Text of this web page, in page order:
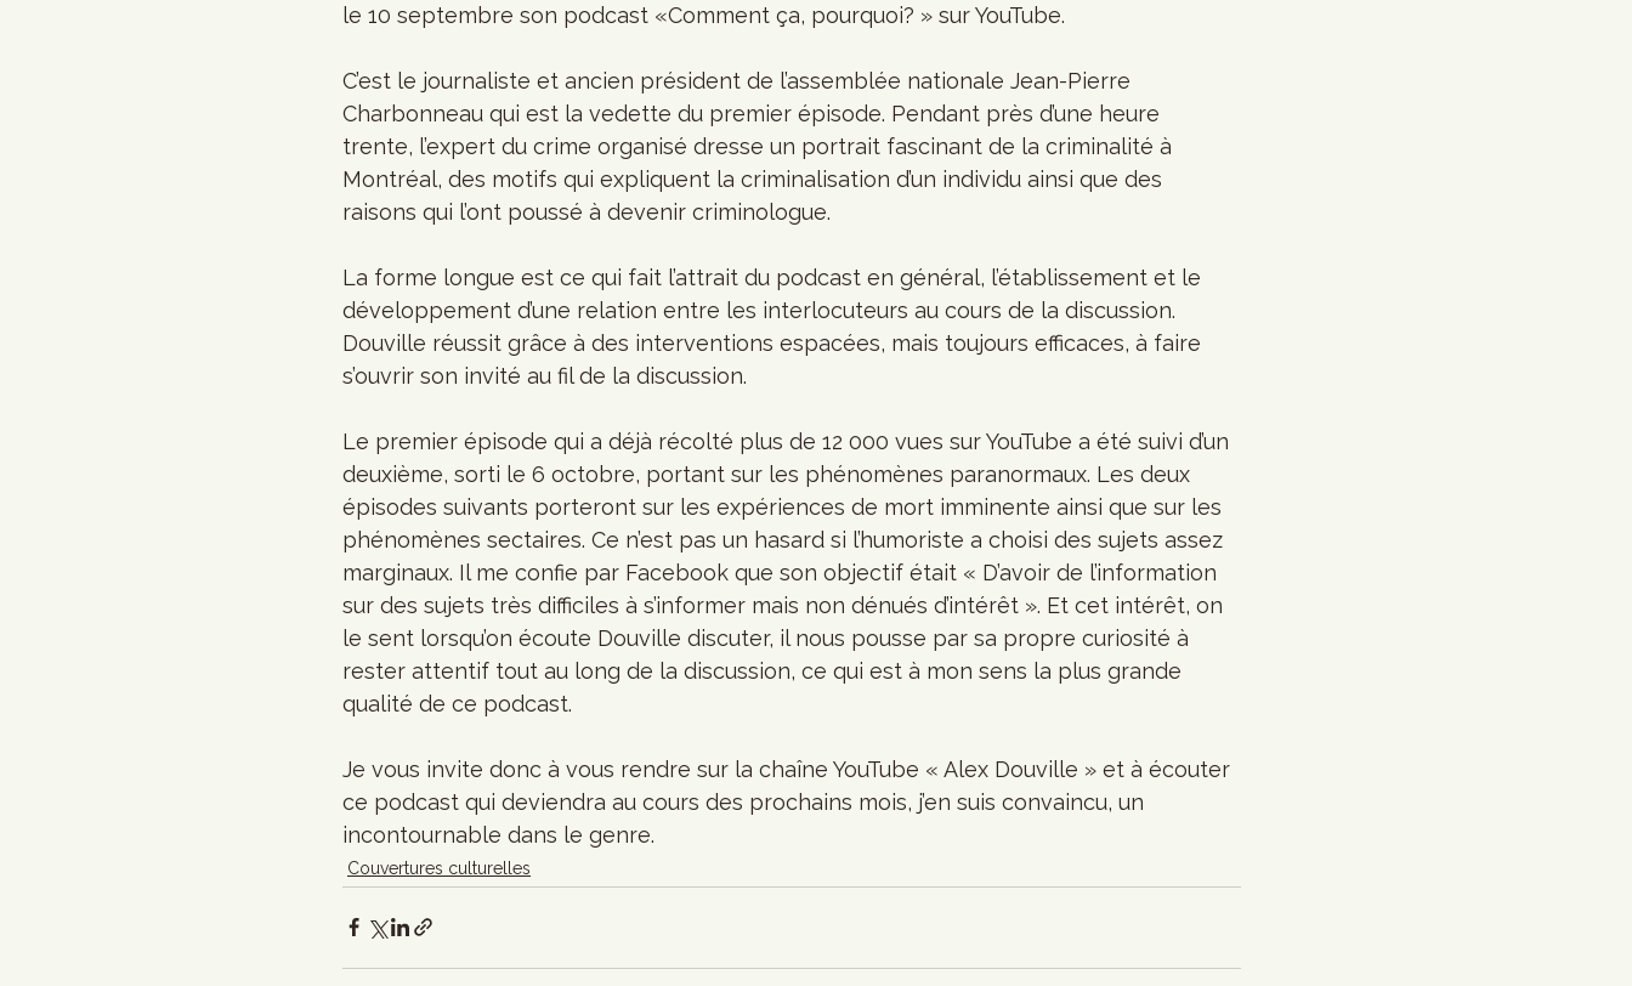
le 10 septembre son podcast «Comment ça, pourquoi? » sur YouTube.
C’est le journaliste et ancien président de l’assemblée nationale Jean-Pierre
Charbonneau qui est la vedette du premier épisode. Pendant près d’une heure
trente, l’expert du crime organisé dresse un portrait fascinant de la criminalité à
Montréal, des motifs qui expliquent la criminalisation d’un individu ainsi que des
raisons qui l’ont poussé à devenir criminologue.
La forme longue est ce qui fait l’attrait du podcast en général, l’établissement et le
développement d’une relation entre les interlocuteurs au cours de la discussion.
Douville réussit grâce à des interventions espacées, mais toujours efficaces, à faire
s’ouvrir son invité au fil de la discussion.
Le premier épisode qui a déjà récolté plus de 12 000 vues sur YouTube a été suivi d’un
deuxième, sorti le 6 octobre, portant sur les phénomènes paranormaux. Les deux
épisodes suivants porteront sur les expériences de mort imminente ainsi que sur les
phénomènes sectaires. Ce n’est pas un hasard si l’humoriste a choisi des sujets assez
marginaux. Il me confie par Facebook que son objectif était « D’avoir de l’information
sur des sujets très difficiles à s’informer mais non dénués d’intérêt ». Et cet intérêt, on
le sent lorsqu’on écoute Douville discuter, il nous pousse par sa propre curiosité à
rester attentif tout au long de la discussion, ce qui est à mon sens la plus grande
qualité de ce podcast.
Je vous invite donc à vous rendre sur la chaîne YouTube « Alex Douville » et à écouter
ce podcast qui deviendra au cours des prochains mois, j’en suis convaincu, un
incontournable dans le genre.
Couvertures culturelles